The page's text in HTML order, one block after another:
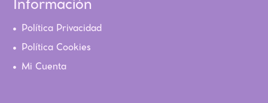
Información
Política Privacidad
Política Cookies
Mi Cuenta